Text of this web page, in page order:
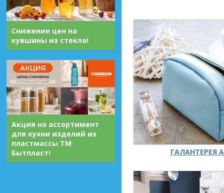
Снижение цен на
кувшины из стекла!
Акция на ассортимент
для кухни изделий из
пластмассы ТМ
Бытпласт!
ГАЛАНТЕРЕЯ